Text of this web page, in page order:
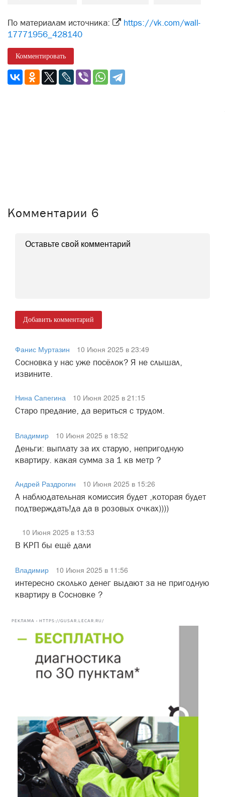
По материалам источника:
https://vk.com/wall-
17771956_428140
Комментировать
Комментарии 6
Добавить комментарий
Фанис Муртазин
10 Июня 2025 в 23:49
Сосновка у нас уже посёлок? Я не слышал,
извините.
Нина Сапегина
10 Июня 2025 в 21:15
Старо предание, да вериться с трудом.
Владимир
10 Июня 2025 в 18:52
Деньги: выплату за их старую, непригодную
квартиру. какая сумма за 1 кв метр ?
Андрей Раздрогин
10 Июня 2025 в 15:26
А наблюдательная комиссия будет ,которая будет
подтверждать!да да в розовых очках))))
10 Июня 2025 в 13:53
В КРП бы ещё дали
Владимир
10 Июня 2025 в 11:56
интересно сколько денег выдают за не пригодную
квартиру в Сосновке ?
РЕКЛАМА • HTTPS://GUSAR.LECAR.RU/